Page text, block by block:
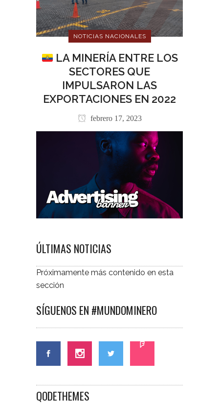
NOTICIAS NACIONALES
LA MINERÍA ENTRE LOS
SECTORES QUE
IMPULSARON LAS
EXPORTACIONES EN 2022
febrero 17, 2023
ÚLTIMAS NOTICIAS
Próximamente más contenido en esta
sección
SÍGUENOS EN #MUNDOMINERO
QODETHEMES